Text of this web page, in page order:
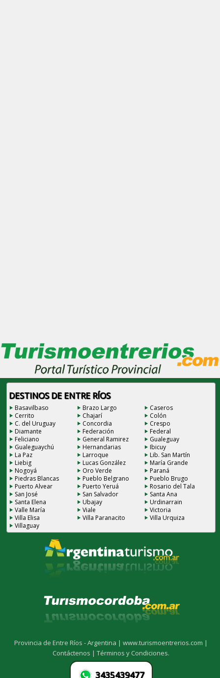
DESTINOS DE ENTRE RÍOS
Basavilbaso Brazo Largo
Caseros
Cerrito
Chajarí
Colón
C. del Uruguay
Concordia
Crespo
Diamante
Federación
Federal
Feliciano
General Ramirez
Gualeguay
Gualeguaychú
Hernandarias
Ibicuy
La Paz
Larroque
Lib. San Martín
Liebig
Lucas González
María Grande
Nogoyá
Oro Verde
Paraná
Piedras Blancas
Pueblo Belgrano
Pueblo Brugo
Puerto Alvear
Puerto Yeruá
Rosario del Tala
San José
San Salvador
Santa Ana
Santa Elena
Ubajay
Urdinarrain
Valle María
Viale
Victoria
Villa Elisa
Villa Paranacito
Villa Urquiza
Villaguay
Provincia de Entre Ríos - Argentina |www.turismoentrerios.com |
Contáctenos |Términos y Condiciones.
3435439477